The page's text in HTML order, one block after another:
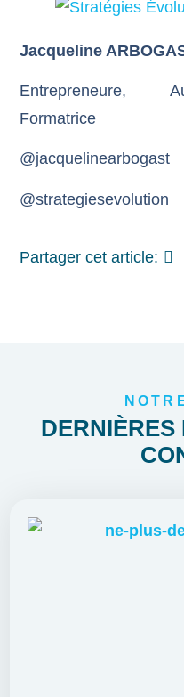
Jacqueline
Entrepreneure,
Formatrice
@jacquelinearbogast
@strategiesevolution
Partager cet article:
DERNIÈRES